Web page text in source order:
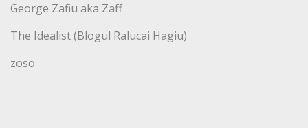
George Zafiu aka Zaff
The Idealist (Blogul Ralucai Hagiu)
zoso